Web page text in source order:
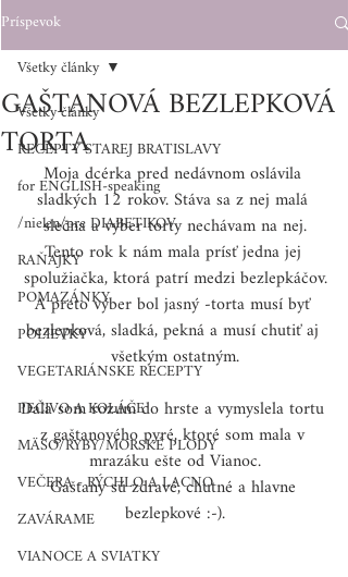
Príspevok
Všetky články
RECEPTY STAREJ BRATISLAVY
for ENGLISH-speaking
/nielen/pre DIABETIKOV
RAŇAJKY
POMAZÁNKY
POLIEVKY
VEGETARIÁNSKE RECEPTY
PEČIVO A KOLÁČE
MÄSO/RYBY/MORSKÉ PLODY
VEČERA - RÝCHLO A LACNO
ZAVÁRAME
VIANOCE A SVIATKY
Všetky články
GAŠTANOVÁ BEZLEPKOVÁ
TORTA
Moja dcérka pred nedávnom oslávila
sladkých 12 rokov. Stáva sa z nej malá
slečna a výber torty nechávam na nej.
Tento rok k nám mala prísť jedna jej
spolužiačka, ktorá patrí medzi bezlepkáčov.
A preto výber bol jasný -torta musí byť
bezlepková, sladká, pekná a musí chutiť aj
všetkým ostatným.
Dala som rozum do hrste a vymyslela tortu
z gaštanového pyré, ktoré som mala v
mrazáku ešte od Vianoc.
Gaštany sú zdravé, chutné a hlavne
bezlepkové :-).